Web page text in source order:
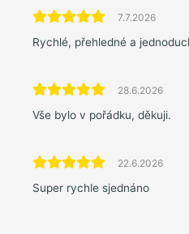
7.7.2026
Rychlé, přehledné a
28.6.2026
Vše bylo v pořádku, děkuji.
22.6.2026
Super rychle sjednáno